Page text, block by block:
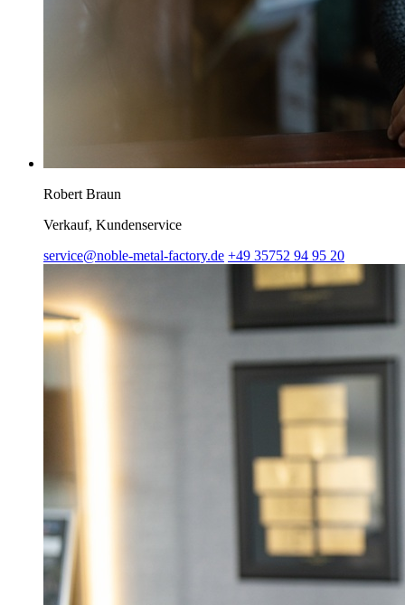
Robert Braun
Verkauf, Kundenservice
service@noble-metal-factory.de +49 35752 94 95 20